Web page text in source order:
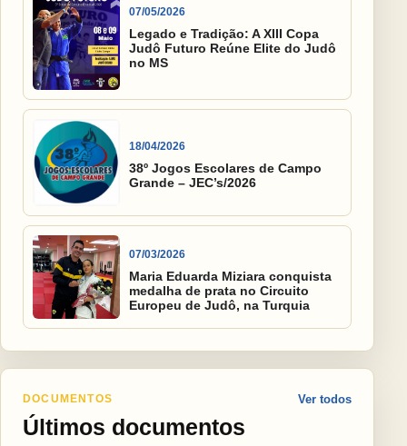
07/05/2026
Legado e Tradição: A XIII Copa
Judô Futuro Reúne Elite do Judô
no MS
18/04/2026
38º Jogos Escolares de Campo
Grande – JEC’s/2026
07/03/2026
Maria Eduarda Miziara conquista
medalha de prata no Circuito
Europeu de Judô, na Turquia
DOCUMENTOS
Últimos documentos
Ver todos